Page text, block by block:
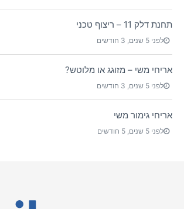
תחנת דלק 11 – ריצוף טכני
לפני 5 שנים, 3 חודשים
אריחי משי – מזוגג או מלוטש?
לפני 5 שנים, 3 חודשים
אריחי גימור משי
לפני 5 שנים, 5 חודשים